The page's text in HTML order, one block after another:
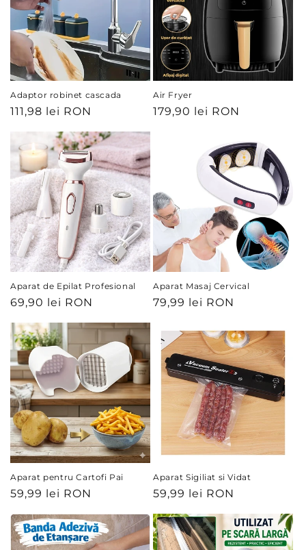
i
e
:
Adaptor robinet cascada
Preț
111,98 lei RON
Air Fryer
Preț
179,90 lei RON
Aparat de Epilat Profesional
Preț
69,90 lei RON
Aparat Masaj Cervical
Preț
79,99 lei RON
Aparat pentru Cartofi Pai
Preț
59,99 lei RON
Aparat Sigiliat si Vidat
Preț
59,99 lei RON